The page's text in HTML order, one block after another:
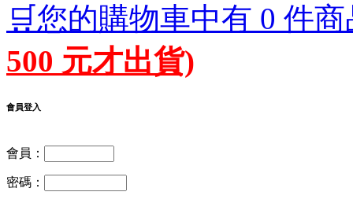
🛒您的購物車中有 0 件
500 元才出貨)
會員登入
會員：
密碼：